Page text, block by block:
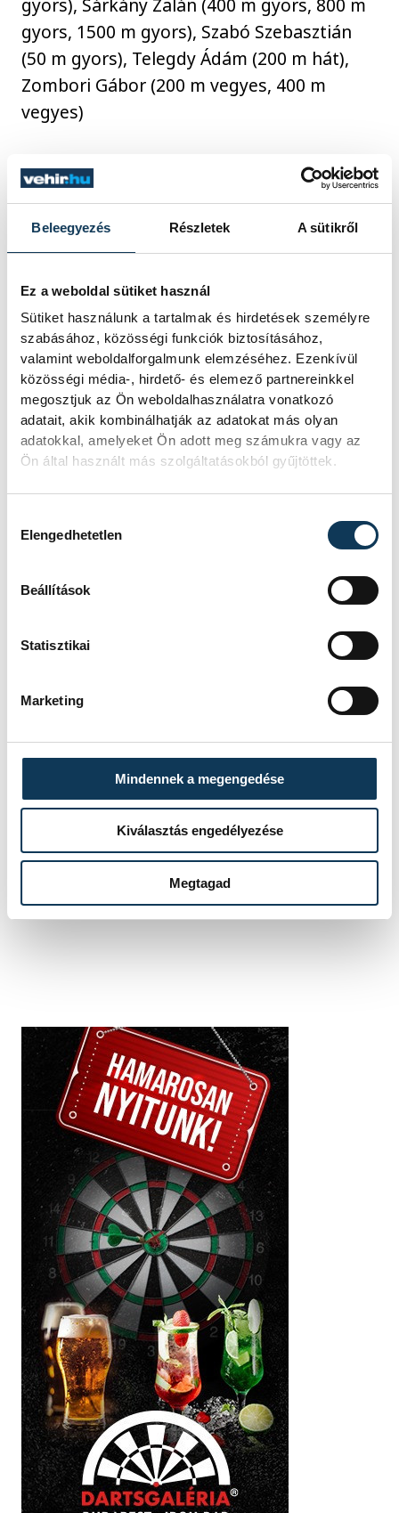
Beleegyezés Részletek A sütikről
Ez a weboldal sütiket használ
Sütiket használunk a tartalmak és hirdetések személyre
szabásához, közösségi funkciók biztosításához,
valamint weboldalforgalmunk elemzéséhez. Ezenkívül
közösségi média-, hirdető- és elemező partnereinkkel
megosztjuk az Ön weboldalhasználatra vonatkozó
adatait, akik kombinálhatják az adatokat más olyan
adatokkal, amelyeket Ön adott meg számukra vagy az
Ön által használt más szolgáltatásokból gyűjtöttek.
Elengedhetetlen
Beállítások
Statisztikai
Marketing
Mindennek a megengedése
Kiválasztás engedélyezése
Megtagad
gyors, 1500 m gyors), Szabó Szebasztián
(50 m gyors), Telegdy Ádám (200 m hát),
Zombori Gábor (200 m vegyes, 400 m
vegyes)
nők: Ábrahám Minna (200 m gyors), Jackl
Vivien (1500 m gyors, 400 m vegyes), Kapás
Boglárka (200 m pillangó), Késely Ajna (400
m gyors, 800 m gyors), Molnár Dóra (200 m
hát), Pádár Nikolett (200 m gyors),
Senánszky Petra (50 m gyors), Szabó-
Feltóthy Eszter (200 m hát), Ugrai Panna
(váltó)
nyíltvízi úszás (10 km): Betlehem Dávid,
Rasovszky Kristóf, Fábián Bettina
olimpia
Párizs 2024
SZERZŐ
vehir.hu